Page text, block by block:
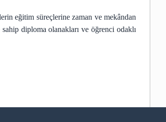
eğitim süreçlerine zaman ve mekândan
diploma olanakları ve öğrenci odaklı